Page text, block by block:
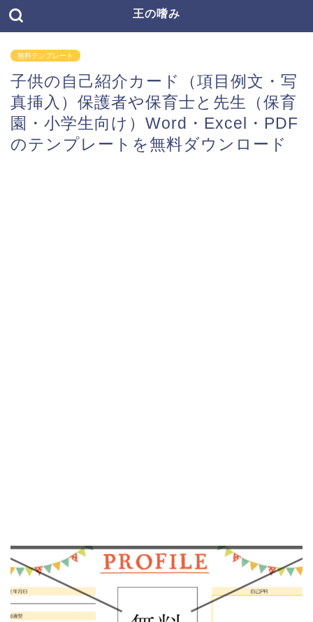
王の嗜み
無料テンプレート
子供の自己紹介カード（項目例文・写
真挿入）保護者や保育士と先生（保育
園・小学生向け）Word・Excel・PDF
のテンプレートを無料ダウンロード